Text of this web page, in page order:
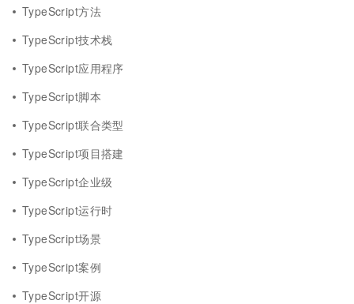
TypeScript方法
TypeScript技术栈
TypeScript应用程序
TypeScript脚本
TypeScript联合类型
TypeScript项目搭建
TypeScript企业级
TypeScript运行时
TypeScript场景
TypeScript案例
TypeScript开源